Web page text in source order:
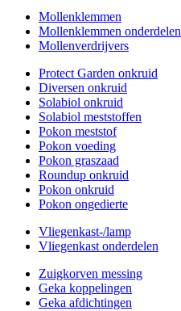
Mollenklemmen
Mollenklemmen onderdelen
Mollenverdrijvers
Protect Garden onkruid
Diversen onkruid
Solabiol onkruid
Solabiol meststoffen
Pokon meststof
Pokon voeding
Pokon graszaad
Roundup onkruid
Pokon onkruid
Pokon ongedierte
Vliegenkast-/lamp
Vliegenkast onderdelen
Zuigkorven messing
Geka koppelingen
Geka afdichtingen